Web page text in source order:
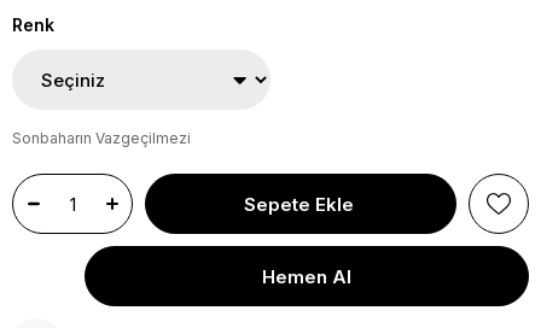
Renk
Sonbaharın Vazgeçilmezi